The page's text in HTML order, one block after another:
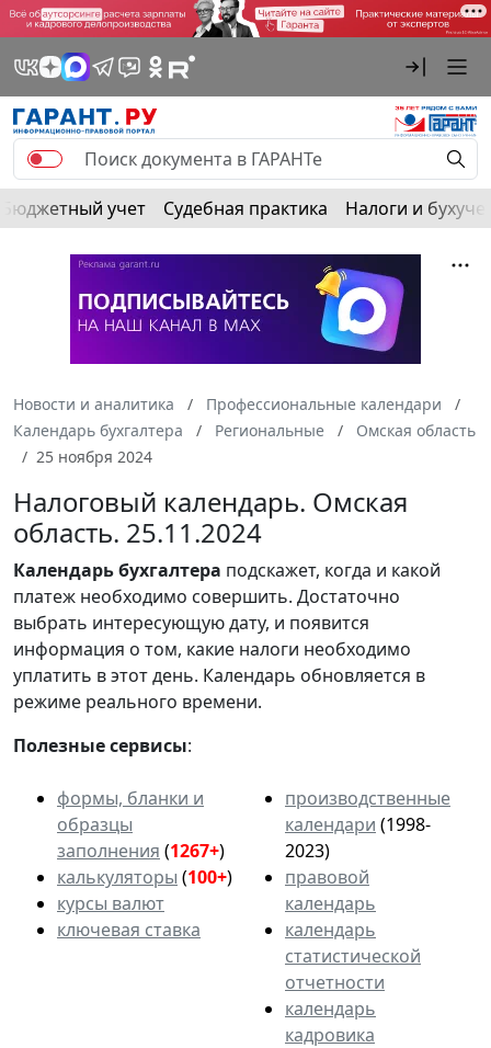
Бюджетный учет Судебная практика Налоги и
Новости и аналитика
Профессиональные календари
Календарь бухгалтера
Региональные
Омская область
25 ноября 2024
Налоговый календарь. Омская
область. 25.11.2024
Календарьбухгалтера подскажет, когда и какой
платеж необходимо совершить. Достаточно
выбрать интересующую дату, и появится
информация о том, какие налоги необходимо
уплатить в этот день. Календарь обновляется в
режиме реального времени.
Полезные сервисы:
формы, бланки и
образцы
заполнения (1267+)
калькуляторы (100+)
курсы валют
ключевая ставка
производственные
календари (1998-
2023)
правовой
календарь
календарь
статистической
отчетности
календарь
кадровика